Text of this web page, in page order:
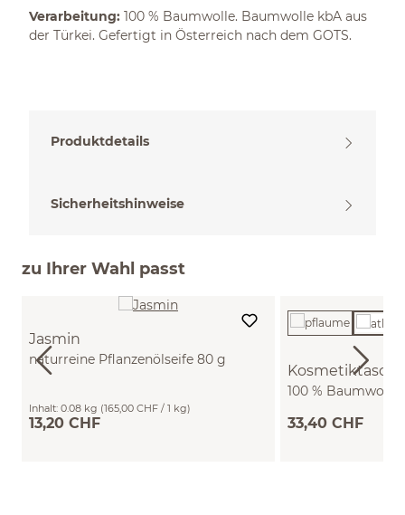
Verarbeitung: 100 % Baumwolle. Baumwolle kbA aus
der Türkei. Gefertigt in Österreich nach dem GOTS.
Produktdetails
Sicherheitshinweise
zu Ihrer Wahl passt
Jasmin
naturreine Pflanzenölseife 80 g
Inhalt: 0.08 kg (165,00 CHF / 1 kg)
13,20 CHF
100 %
33,40 CHF